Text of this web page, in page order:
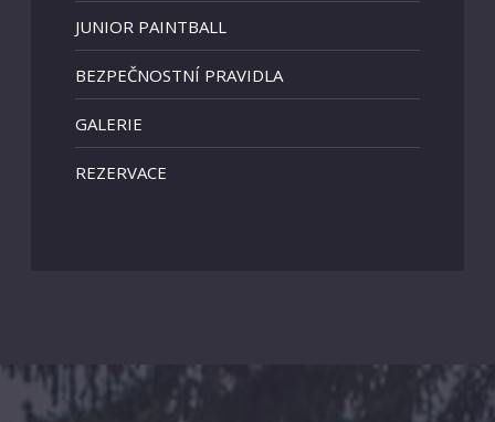
JUNIOR PAINTBALL
BEZPEČNOSTNÍ PRAVIDLA
GALERIE
REZERVACE